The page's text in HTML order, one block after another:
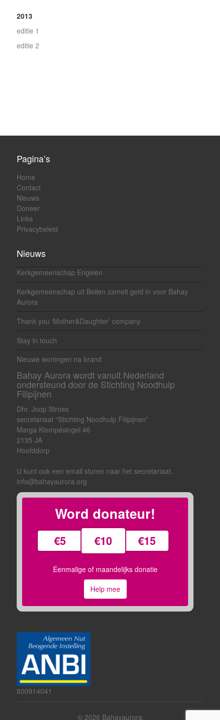
2013
editie 1
editie 2
Pagina’s
Home
Contact
Nieuws
Doneer
Links
Privacybeleid
Nieuws
Kerkgemeenschap Engelen
Kerkgemeenschap uit Beilen zamelt geld in voor Bahay
Aurora
Thank you ‘Mother&Daughter’ company
Stay in touch
Nieuwe woningen na brand
Bahay Aurora wordt vanuit Nederland
ondersteund door de Stichting Noodhulp
Filipijnen
Dhr. Joop Stroes
secretariaat “Stichting Noodhulp Filipijnen”
Marga Klompésingel 46
2135 JA
Hoofddorp
U kunt ook een email sturen naar het secretariaat.
info@bahayaurora.org
Word donateur!
€5 €10 €15
Eenmalige of maandelijks donatie
Help mee
800914041
© 2026 Bahayaurora